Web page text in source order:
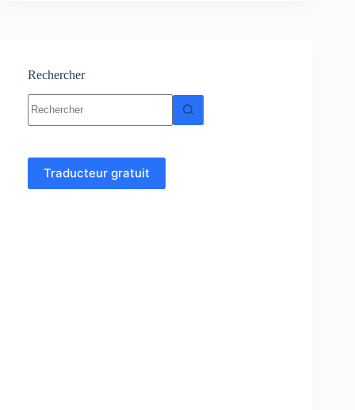
Rechercher
résultat
Traducteur gratuit